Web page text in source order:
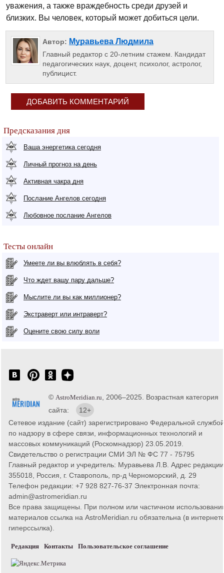
уважения, а также враждебность среди друзей и
близких. Вы человек, который может добиться цели.
Автор: Муравьева Людмила
Главный редактор с 20-летним стажем. Кандидат
педагогических наук, доцент, психолог, астролог,
публицист.
ДОБАВИТЬ КОММЕНТАРИЙ
Предсказания дня
Ваша энергетика сегодня
Личный прогноз на день
Активная чакра дня
Послание Ангелов сегодня
Любовное послание Ангелов
Тесты онлайн
Умеете ли вы влюблять в себя?
Что ждет вашу пару дальше?
Мыслите ли вы как миллионер?
Экстраверт или интраверт?
Оцените свою силу воли
© AstroMeridian.ru , 2006–2025. Возрастная категория
сайта:
12+
Сетевое издание (сайт) зарегистрировано Федеральной службой
по надзору в сфере связи, информационных технологий и
массовых коммуникаций (Роскомнадзор) 23.05.2019.
Свидетельство о регистрации СМИ ЭЛ № ФС 77 - 75795
Главный редактор и учредитель: Муравьева Л.В. Адрес
355018, Россия, г. Ставрополь, пр-д Черноморский, д. 29
Телефон редакции: +7 928 827-76-37 Электронная почта:
admin@astromeridian.ru
Все права защищены. При полном или частичном
материалов ссылка на AstroMeridian.ru обязательна (в
гиперссылка).
Редакция Контакты Пользовательское соглашение